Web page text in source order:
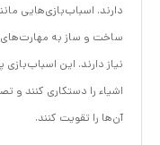
دارند. اسباب‌بازی‌هایی
ساخت و ساز به مهارت‌های
نیاز دارند. این
اشیاء را دستکاری کنند و
آن‌ها را تقویت کنند.